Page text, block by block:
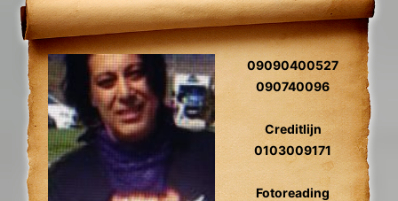
09090400527
090740096
Creditlijn
0103009171
Fotoreading